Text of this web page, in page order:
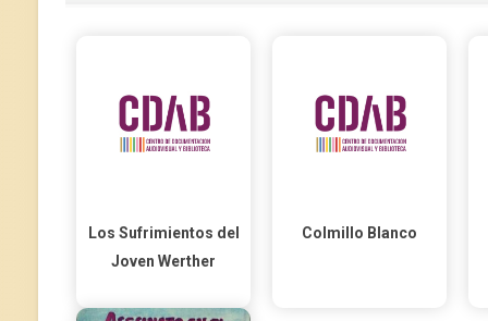
Los Sufrimientos del
Joven Werther
Colmillo Blanco